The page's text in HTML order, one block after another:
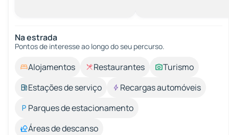
Na estrada
Pontos de interesse ao longo do seu percurso.
Alojamentos Restaurantes
Turismo
Estações de serviço
Recargas automóveis
Parques de estacionamento
Áreas de descanso